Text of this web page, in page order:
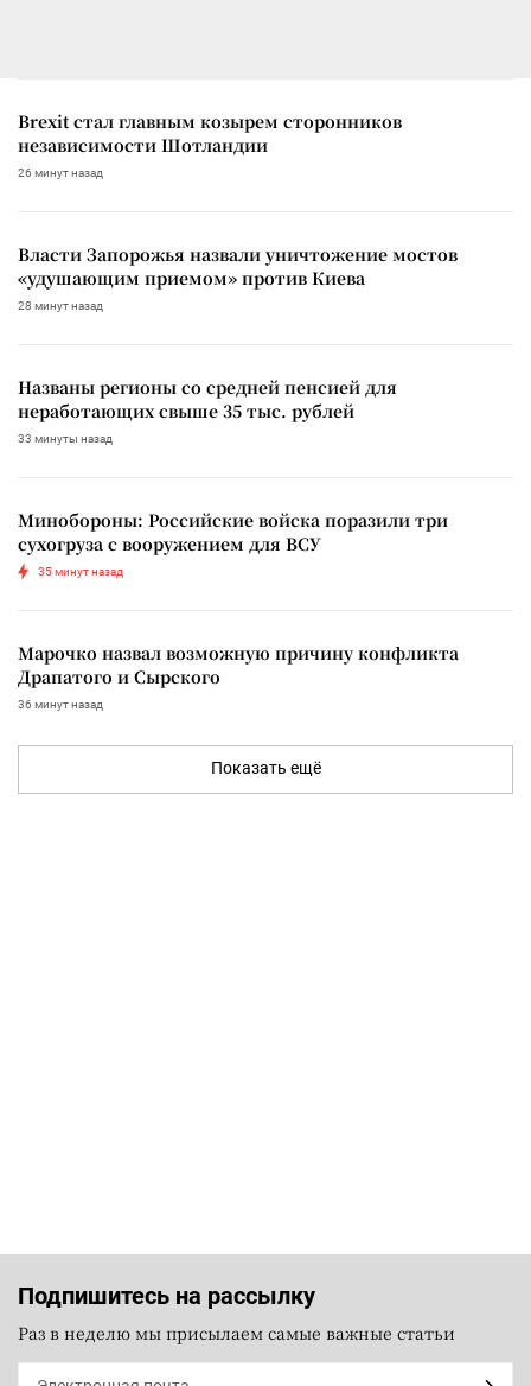
Brexit стал главным козырем сторонников
независимости Шотландии
26 минут назад
Власти Запорожья назвали уничтожение мостов
«удушающим приемом» против Киева
28 минут назад
Названы регионы со средней пенсией для
неработающих свыше 35 тыс. рублей
33 минуты назад
Минобороны: Российские войска поразили три
сухогруза с вооружением для ВСУ
35 минут назад
Марочко назвал возможную причину конфликта
Драпатого и Сырского
36 минут назад
Показать ещё
Подпишитесь на рассылку
Раз в неделю мы присылаем самые важные статьи